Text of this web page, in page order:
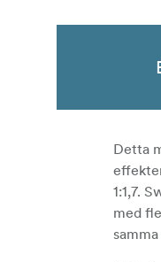
Detta
1:1,7.
med